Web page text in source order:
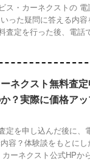
ス・カーネクストの
った疑問に答える内
査定を行った後、電話
ネクスト無料査
？実際に価格ア
定を申し込んだ後に、
容？体験談をもとに
ーネクスト公式HPか